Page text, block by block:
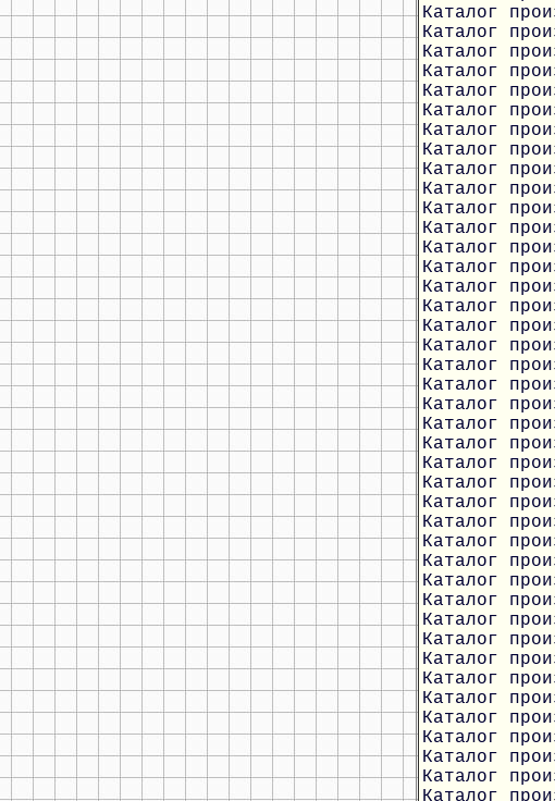
Каталог
Каталог
Каталог
Каталог
Каталог
Каталог
Каталог
Каталог
Каталог
Каталог
Каталог
Каталог
Каталог
Каталог
Каталог
Каталог
Каталог
Каталог
Каталог
Каталог
Каталог
Каталог
Каталог
Каталог
Каталог
Каталог
Каталог
Каталог
Каталог
Каталог
Каталог
Каталог
Каталог
Каталог
Каталог
Каталог
Каталог
Каталог
Каталог
Каталог
Каталог